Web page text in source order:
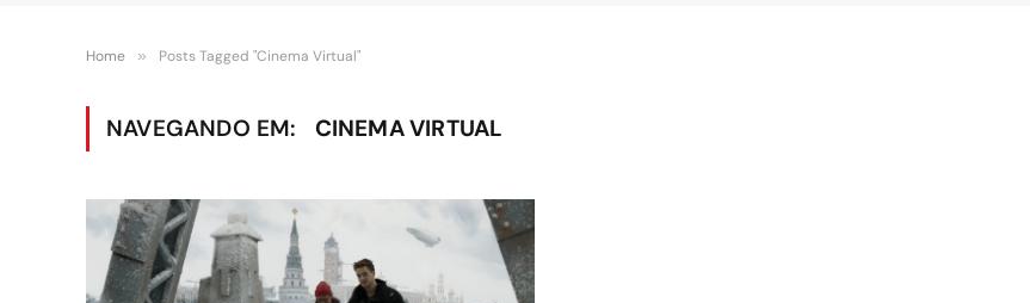
Home » Posts Tagged "Cinema Virtual"
NAVEGANDO EM: CINEMA VIRTUAL